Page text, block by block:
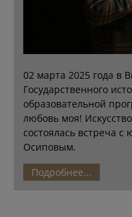
02 марта 2025 года в
Государственного
образовательной
любовь моя!
состоялась встреча
Осиповым.
Подробнее...